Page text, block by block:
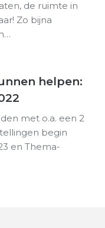
de ruimte in
Zo bijna
helpen:
met o.a. een 2
begin
en Thema-